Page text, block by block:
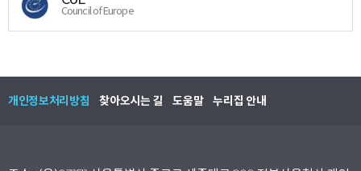
Council of Europe
개인정보처리방침 찾아오시는 길 도움말 누리집 안내